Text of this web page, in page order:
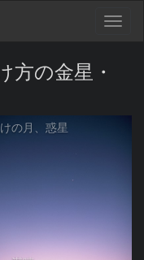
方の金星・
の月、惑星